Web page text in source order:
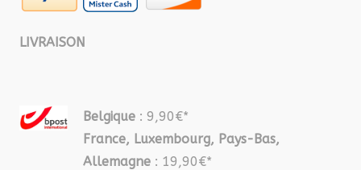
LIVRAISON
Belgique : 9,90€*
France, Luxembourg, Pays-Bas,
Allemagne : 19,90€*